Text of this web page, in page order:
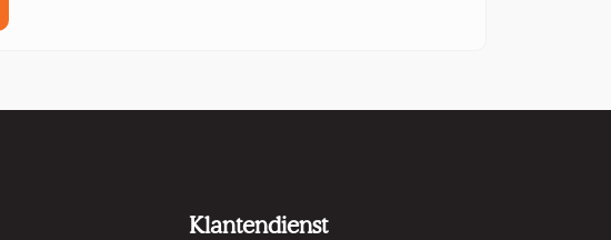
Klantendienst